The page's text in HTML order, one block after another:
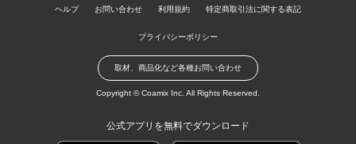
ヘルプ お問い合わせ 利用規約 特定商取引法に関する表記
プライバシーポリシー
取材、商品化など各種お問い合わせ
Copyright ©Coamix Inc. All Rights Reserved.
公式アプリを無料でダウンロード